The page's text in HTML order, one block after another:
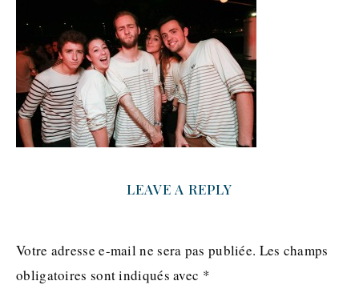
LEAVE A REPLY
Votre adresse e-mail ne sera pas publiée. Les champs
obligatoires sont indiqués avec *